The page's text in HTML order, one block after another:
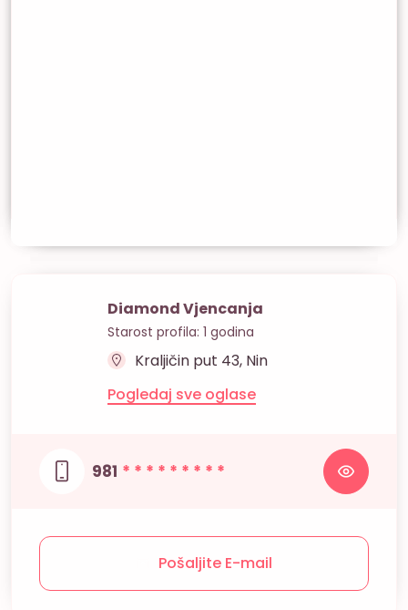
Diamond Vjencanja
Starost profila: 1 godina
Kraljičin put 43, Nin
Pogledaj sve oglase
981 * * * * * * * * *
Pošaljite E-mail